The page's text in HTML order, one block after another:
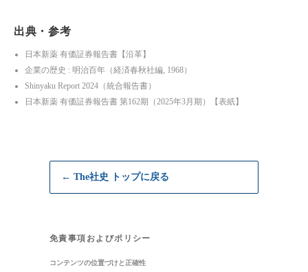
出典・参考
日本新薬 有価証券報告書【沿革】
企業の歴史 : 明治百年（経済春秋社編, 1968）
Shinyaku Report 2024（統合報告書）
日本新薬 有価証券報告書 第162期（2025年3月期）【表紙】
← The社史 トップに戻る
免責事項およびポリシー
コンテンツの位置づけと正確性